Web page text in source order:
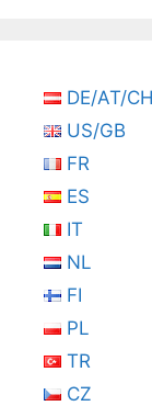
DE/AT/CH
US/GB
FR
ES
IT
NL
FI
PL
TR
CZ